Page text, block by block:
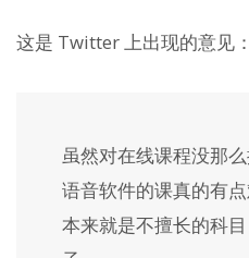
这是 Twitter 上出现的意见：
虽然对在线课程没那
语音软件的课真的有
本来就是不擅长的科